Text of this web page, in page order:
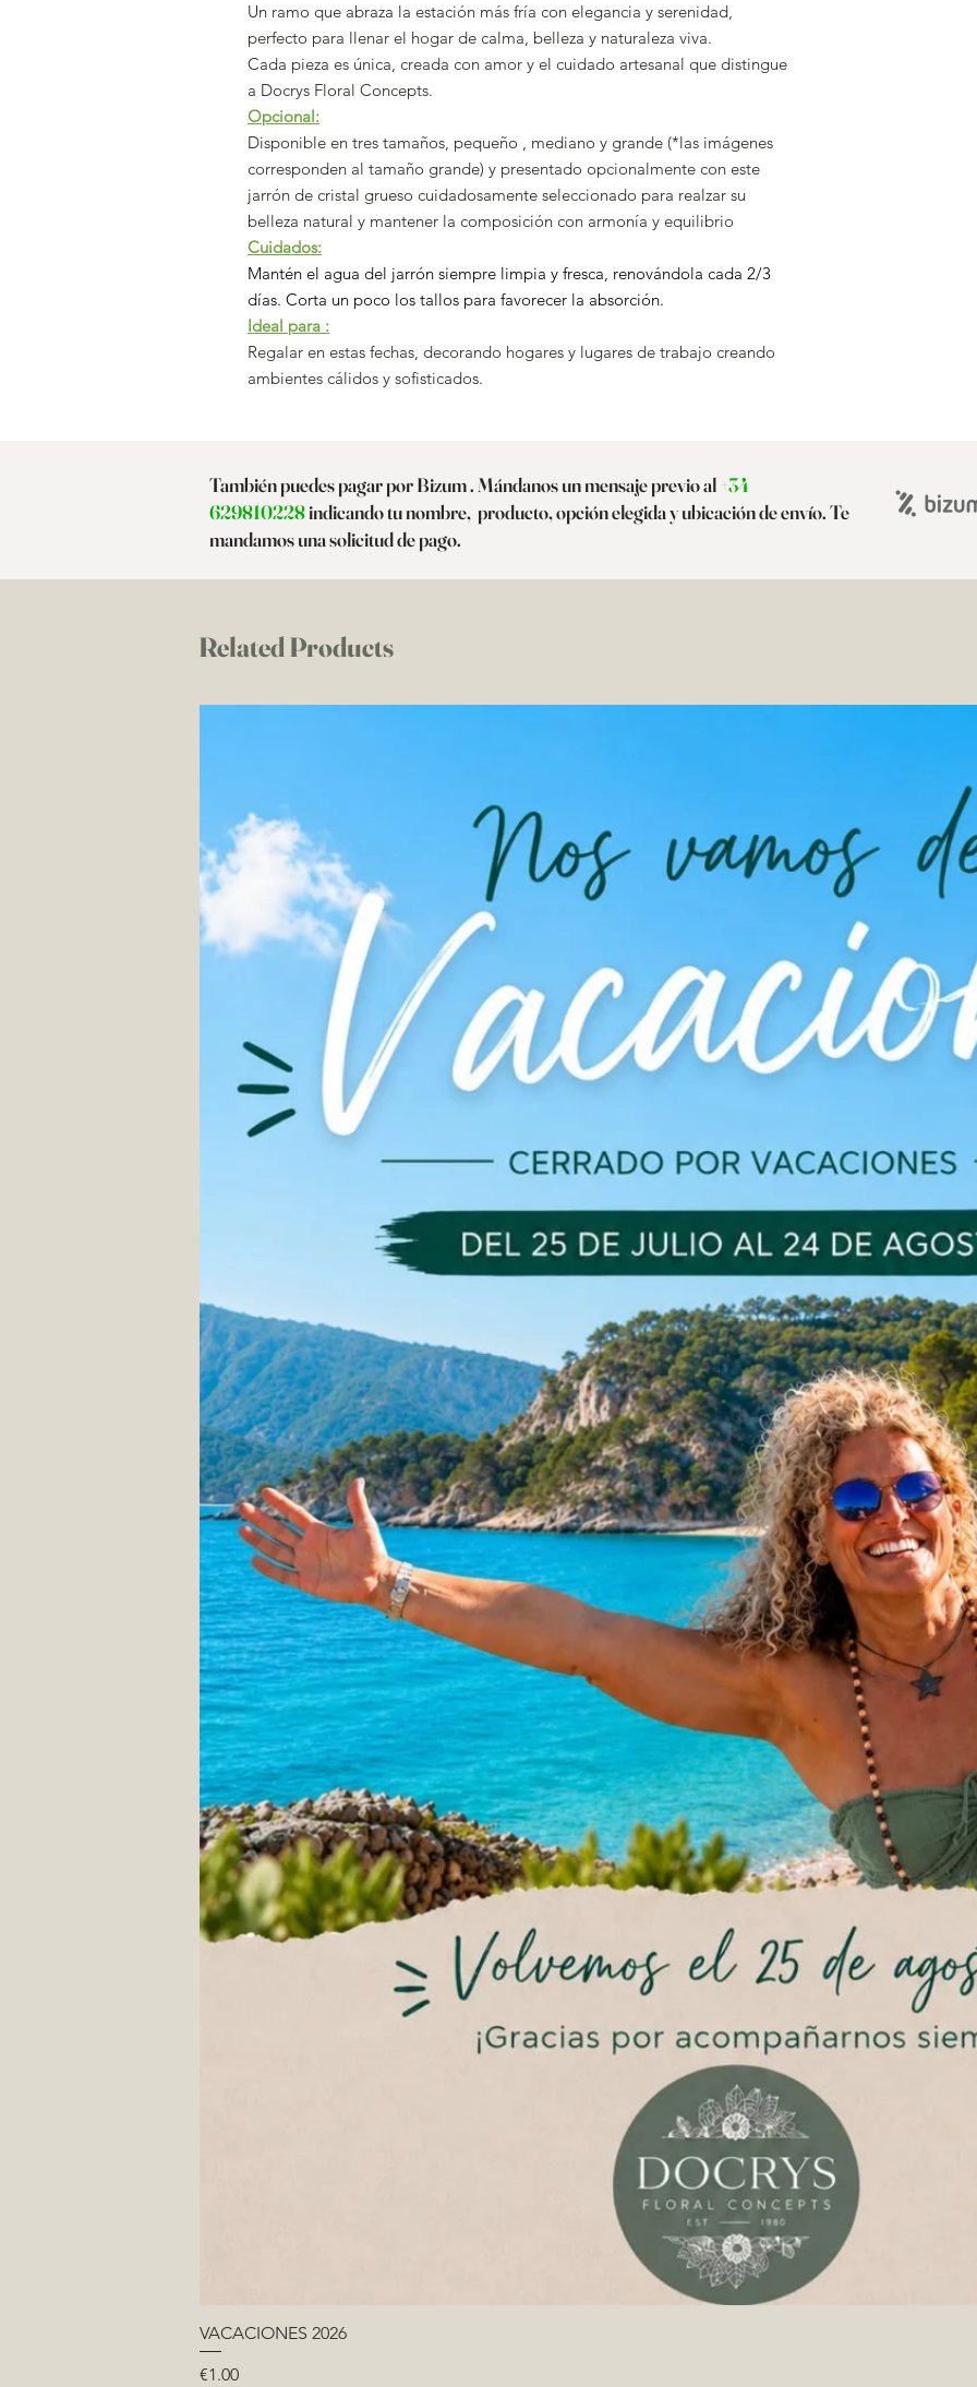
Un ramo que abraza la estación más fría con elegancia y serenidad,
perfecto para llenar el hogar de calma, belleza y naturaleza viva.
Cada pieza es única, creada con amor y el cuidado artesanal que distingue
a Docrys Floral Concepts.
Opcional:
Disponible en tres tamaños, pequeño , mediano y grande (*las imágenes
corresponden al tamaño grande) y presentado opcionalmente con este
jarrón de cristal grueso cuidadosamente seleccionado para realzar su
belleza natural y mantener la composición con armonía y equilibrio
Cuidados:
Mantén el agua del jarrón siempre limpia y fresca, renovándola cada 2/3
días. Corta un poco los tallos para favorecer la absorción.
Ideal para :
Regalar en estas fechas, decorando hogares y lugares de trabajo creando
ambientes cálidos y sofisticados.
También puedes pagar por Bizum . Mándanos un mensaje previo al+34
629810228indicando tu nombre, producto, opción elegida y ubicación de envío. Te
mandamos una solicitud de pago.
Related Products
VACACIONES 2026
Price
€1.00